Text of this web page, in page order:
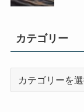
カテゴリー